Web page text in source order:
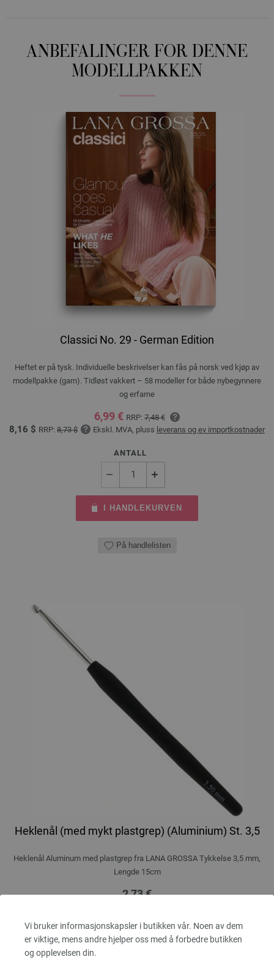
Vi bruker informasjonskapsler i butikken vår. Noen av dem
er viktige, mens andre hjelper oss med å forbedre butikken
og opplevelsen din.
ANBEFALINGER FOR DENNE
MODELLPAKKEN
Classici No. 29 - German Edition
Heftet er på tysk. Individuelle beskrivelser kan fås på norsk ved kjøp av
modellpakke (garn). Tidløst vakkert – 58 modeller for både nybegynnere
og erfarne
6,99 € RRP: 7,48 €
8,16 $ RRP: 8,73 $ Ekskl. MVA, pluss leverans og ev importkostnader
ANTALL
I HANDLEKURVEN
På handlelisten
Heklenål (med mykt plastgrep) (Aluminium) St. 3,5
Heklenål Aluminum med plastgrep fra LANA GROSSA Tykkelse 3,5 mm,
Lengde 15cm
2,73 €
ANTALL